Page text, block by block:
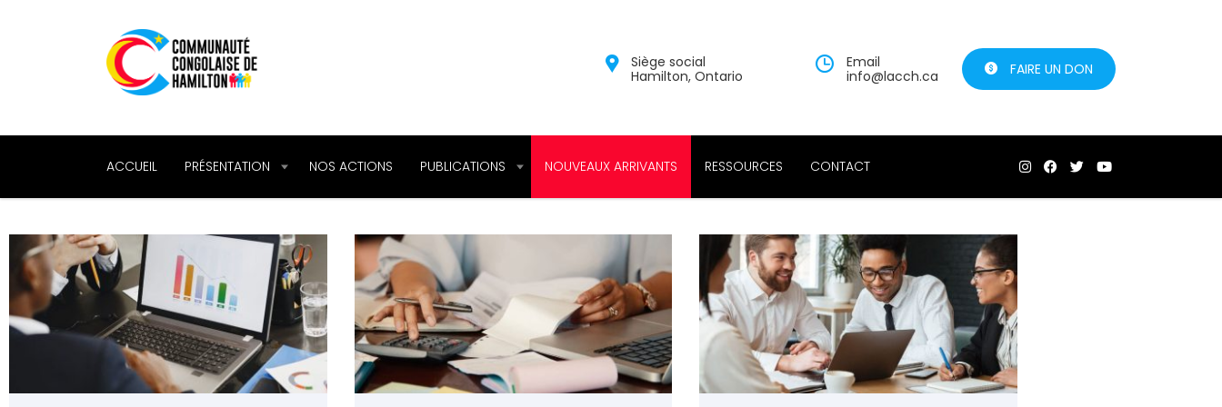
Siège social
Hamilton, Ontario
Email
info@lacch.ca
FAIRE UN DON
ACCUEIL PRÉSENTATION NOS ACTIONS PUBLICATIONS NOUVEAUX ARRIVANTS RESSOURCES CONTACT